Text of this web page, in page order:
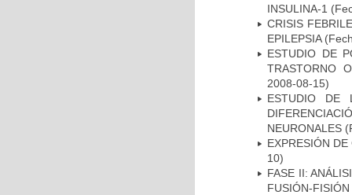
INSULINA-1
CRISIS
EPILEPSIA
ESTUDIO DE
TRASTORNO
2008-08-15)
ESTUDIO DE
NEURONALES
EXPRESIÓN
10)
FASE II:
FUSIÓN-